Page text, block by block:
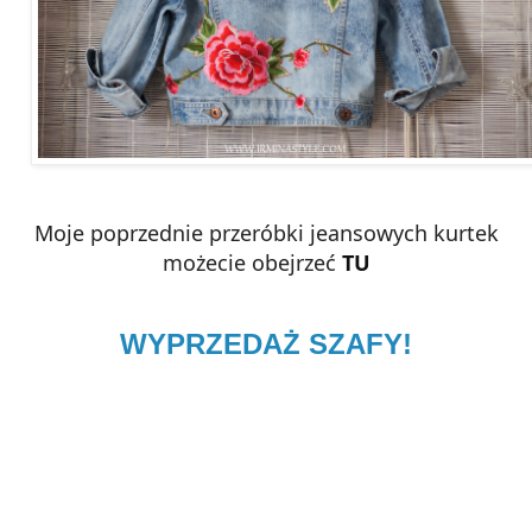
Moje poprzednie przeróbki jeansowych kurtek
możecie obejrzeć TU
WYPRZEDAŻ SZAFY!